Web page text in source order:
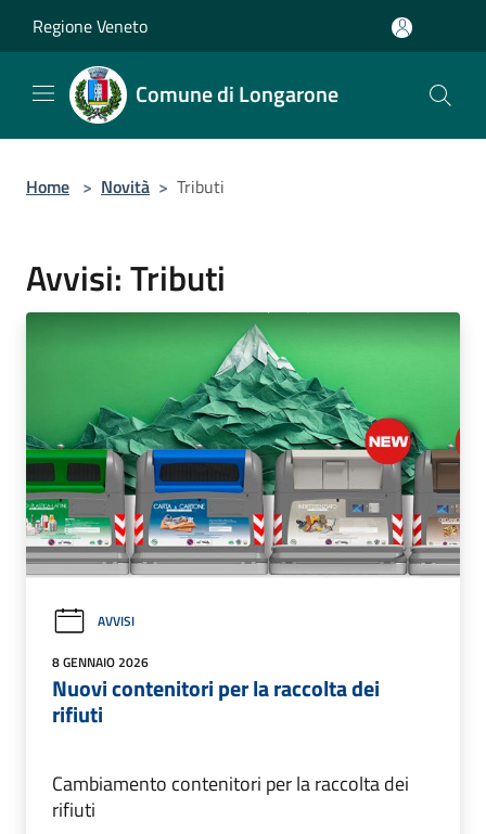
Regione Veneto
Comune di Longarone
Home > Novità > Tributi
Avvisi: Tributi
AVVISI
8 GENNAIO 2026
Nuovi contenitori per la raccolta dei
rifiuti
Cambiamento contenitori per la raccolta dei
rifiuti